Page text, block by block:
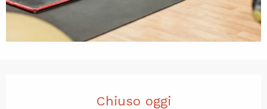
Chiuso oggi